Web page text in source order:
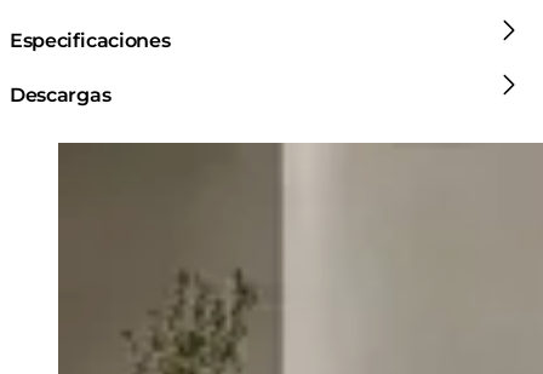
Especificaciones
Descargas